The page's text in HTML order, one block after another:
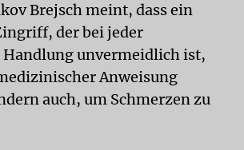
Brejsch meint, dass ein
der bei jeder
unvermeidlich ist,
Anweisung
auch, um Schmerzen zu